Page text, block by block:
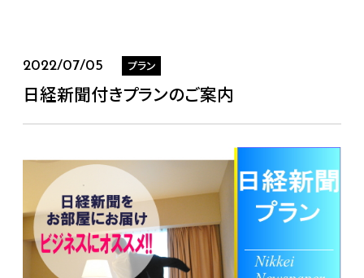
2022/07/05 プラン
日経新聞付きプランのご案内